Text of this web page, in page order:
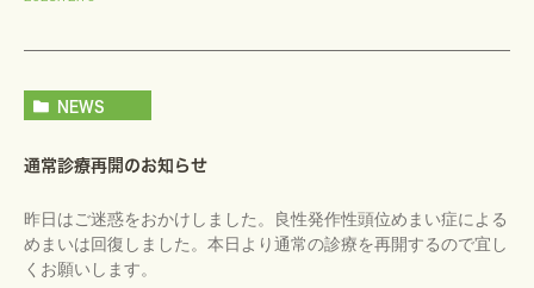
NEWS
通常診療再開のお知らせ
昨日はご迷惑をおかけしました。良性発作性頭位めまい症による
めまいは回復しました。本日より通常の診療を再開するので宜し
くお願いします。